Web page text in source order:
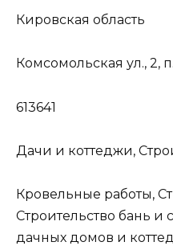
Кировская область
Комсомольская ул., 2,
613641
Дачи и коттеджи,
Кровельные работы,
Строительство бань и
дачных домов и